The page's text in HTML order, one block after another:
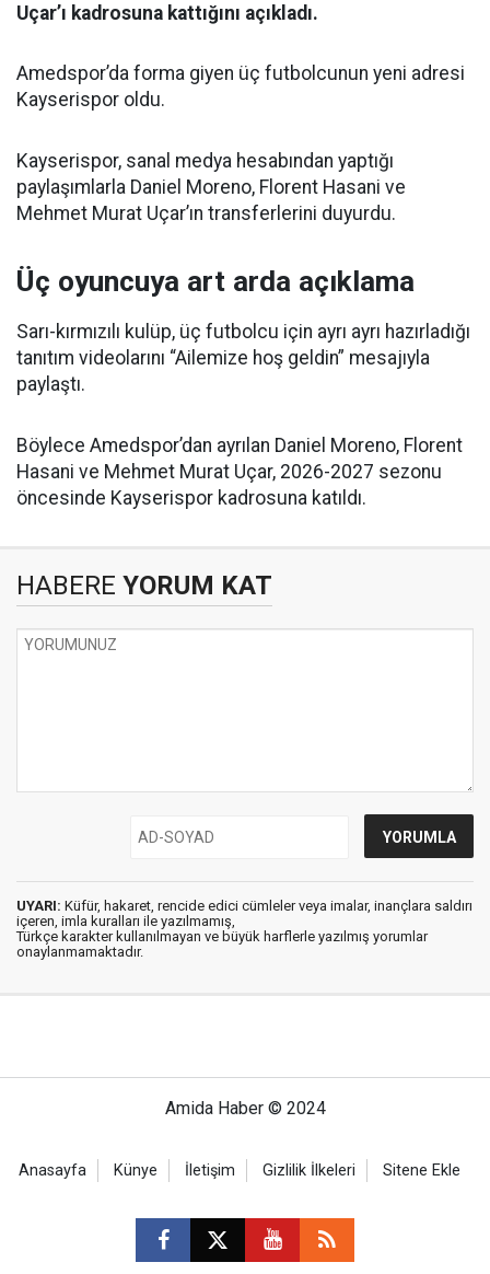
Uçar’ı kadrosuna kattığını açıkladı.
Amedspor’da forma giyen üç futbolcunun yeni adresi
Kayserispor oldu.
Kayserispor, sanal medya hesabından yaptığı
paylaşımlarla Daniel Moreno, Florent Hasani ve
Mehmet Murat Uçar’ın transferlerini duyurdu.
Üç oyuncuya art arda açıklama
Sarı-kırmızılı kulüp, üç futbolcu için ayrı ayrı hazırladığı
tanıtım videolarını “Ailemize hoş geldin” mesajıyla
paylaştı.
Böylece Amedspor’dan ayrılan Daniel Moreno, Florent
Hasani ve Mehmet Murat Uçar, 2026-2027 sezonu
öncesinde Kayserispor kadrosuna katıldı.
HABERE YORUM KAT
UYARI: Küfür, hakaret, rencide edici cümleler veya imalar, inançlara saldırı
içeren, imla kuralları ile yazılmamış,
Türkçe karakter kullanılmayan ve büyük harflerle yazılmış yorumlar
onaylanmamaktadır.
Amida Haber © 2024
Anasayfa Künye İletişim Gizlilik İlkeleri Sitene Ekle